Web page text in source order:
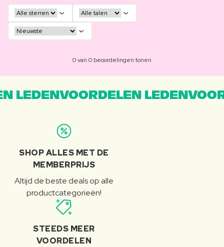
0 van 0 beoordelingen tonen
LEDENVOORDELEN
SHOP ALLES MET DE
MEMBERPRIJS
Altijd de beste deals op alle
productcategorieën!
STEEDS MEER
VOORDELEN